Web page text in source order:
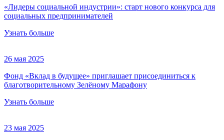
«Лидеры социальной индустрии»: старт нового конкурса для
социальных предпринимателей
Узнать больше
26 мая 2025
Фонд «Вклад в будущее» приглашает присоединиться к
благотворительному Зелёному Марафону
Узнать больше
23 мая 2025